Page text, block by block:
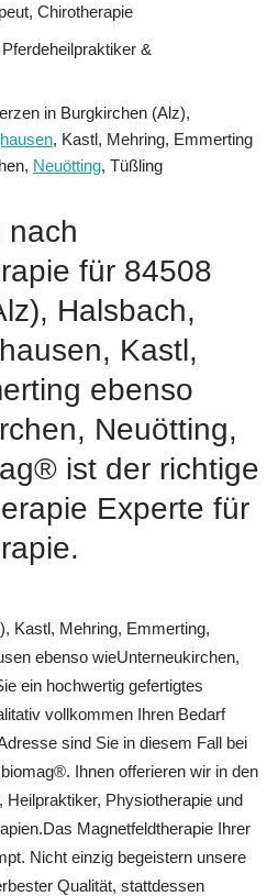
Chirotherapie
&
in Burgkirchen (Alz),
, Kastl, Mehring, Emmerting
Neuötting, Tüßling
nach
für 84508
Halsbach,
Kastl,
ebenso
Neuötting,
ist der richtige
Experte für
Kastl, Mehring, Emmerting,
ebenso wieUnterneukirchen,
ein hochwertig gefertigtes
vollkommen Ihren Bedarf
sind Sie in diesem Fall bei
Ihnen offerieren wir in den
Physiotherapie und
Magnetfeldtherapie Ihrer
Nicht einzig begeistern unsere
Qualität, stattdessen